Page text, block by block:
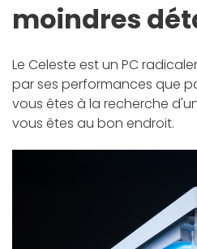
moindres
Le Celeste est un PC
par ses performances que
vous êtes à la recherche
vous êtes au bon endroit.